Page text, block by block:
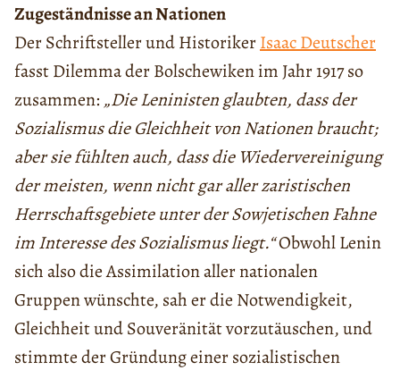
Zugeständnisse an Nationen
Der Schriftsteller und HistorikerIsaac Deutscher
fasst Dilemma der Bolschewiken im Jahr 1917 so
zusammen: „Die Leninisten glaubten, dass der
Sozialismus die Gleichheit von Nationen braucht;
aber sie fühlten auch, dass die Wiedervereinigung
der meisten, wenn nicht gar aller zaristischen
Herrschaftsgebiete unter der Sowjetischen Fahne
im Interesse des Sozialismus liegt.“Obwohl Lenin
sich also die Assimilation aller nationalen
Gruppen wünschte, sah er die Notwendigkeit,
Gleichheit und Souveränität vorzutäuschen, und
stimmte der Gründung einer sozialistischen